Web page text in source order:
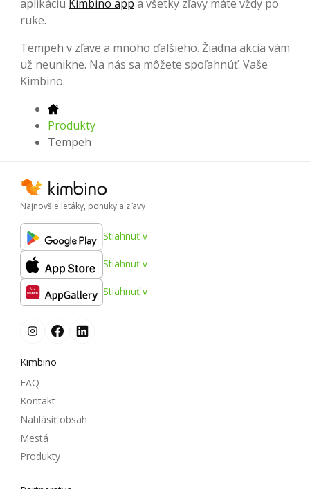
aplikáciu Kimbino app a všetky zľavy máte vždy po
ruke.
Tempeh v zľave a mnoho ďalšieho. Žiadna akcia vám
už neunikne. Na nás sa môžete spoľahnúť. Vaše
Kimbino.
Produkty
Tempeh
Najnovšie letáky, ponuky a zľavy
Stiahnuť v
Stiahnuť v
Stiahnuť v
Kimbino
FAQ
Kontakt
Nahlásiť obsah
Mestá
Produkty